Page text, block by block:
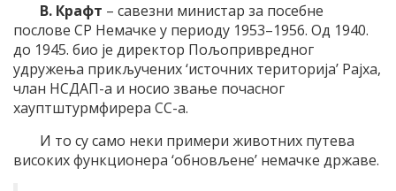
В. Крафт – савезни министар за посебне
послове СР Немачке у периоду 1953–1956. Од 1940.
до 1945. био је директор Пољопривредног
удружења прикључених ‘источних територија’ Рајха,
члан НСДАП-а и носио звање почасног
хауптштурмфирера СС-а.
И то су само неки примери животних путева
високих функционера ‘обновљене’ немачке државе.